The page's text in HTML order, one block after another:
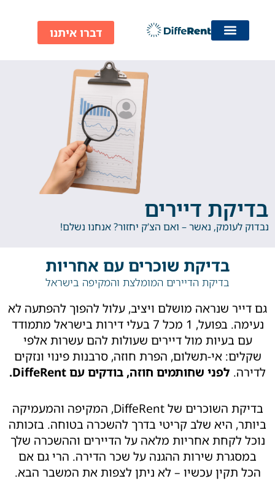
דברו איתנו
בדיקת דיירים
נבדוק לעומק, נאשר – ואם הצ’ק יחזור? אנחנו נשלם!
בדיקת שוכרים עם אחריות
בדיקת הדיירים המומלצת והמקיפה בישראל
גם דייר שנראה מושלם ויציב, עלול להפוך להפתעה לא
נעימה. בפועל, 1 מכל 7 בעלי דירות בישראל מתמודד
עם בעיות מול דיירים שעולות להם עשרות אלפי
שקלים: אי-תשלום, הפרת חוזה, סרבנות פינוי ונזקים
לדירה. לפני שחותמים חוזה, בודקים עם DiffeRent.
בדיקת השוכרים של DiffeRent, המקיפה והמעמיקה
ביותר, היא שלב קריטי בדרך להשכרה בטוחה. בזכותה
נוכל לקחת אחריות מלאה על הדיירים וההשכרה שלך
במסגרת שירות ההגנה על שכר הדירה. הרי גם אם
הכל תקין עכשיו – לא ניתן לצפות את המשבר הבא.